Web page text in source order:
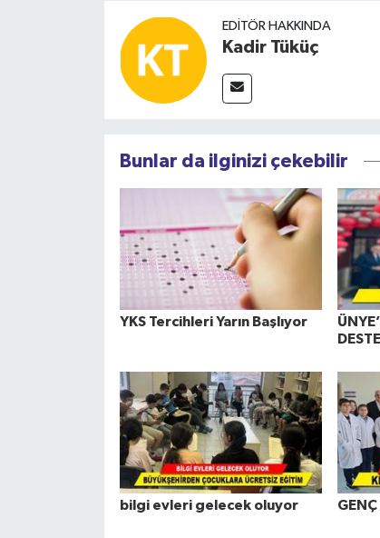
EDITÖR HAKKINDA
Kadir Tüküç
Bunlar da ilginizi çekebilir
YKS Tercihleri Yarın Başlıyor
bilgi evleri gelecek oluyor